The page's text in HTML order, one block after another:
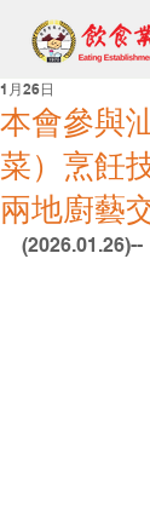
本會參與
菜）烹飪
兩地廚藝
1月26日
(2026.01.26)--